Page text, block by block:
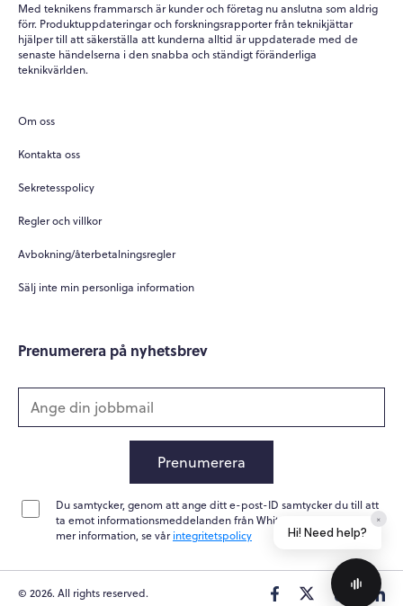
Med teknikens frammarsch är kunder och företag nu anslutna som aldrig
förr. Produktuppdateringar och forskningsrapporter från teknikjättar
hjälper till att säkerställa att kunderna alltid är uppdaterade med de
senaste händelserna i den snabba och ständigt föränderliga
teknikvärlden.
Om oss
Kontakta oss
Sekretesspolicy
Regler och villkor
Avbokning/återbetalningsregler
Sälj inte min personliga information
Prenumerera på nyhetsbrev
Prenumerera
Du samtycker, genom att ange ditt e-post-ID samtycker du till att
ta emot informationsmeddelanden från Whitepapers Online. För
mer information, se vårintegritetspolicy
© 2026. All rights reserved.
Hi! Need help?
×